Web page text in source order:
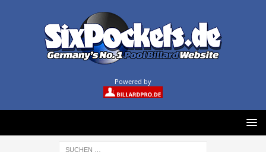
Powered by